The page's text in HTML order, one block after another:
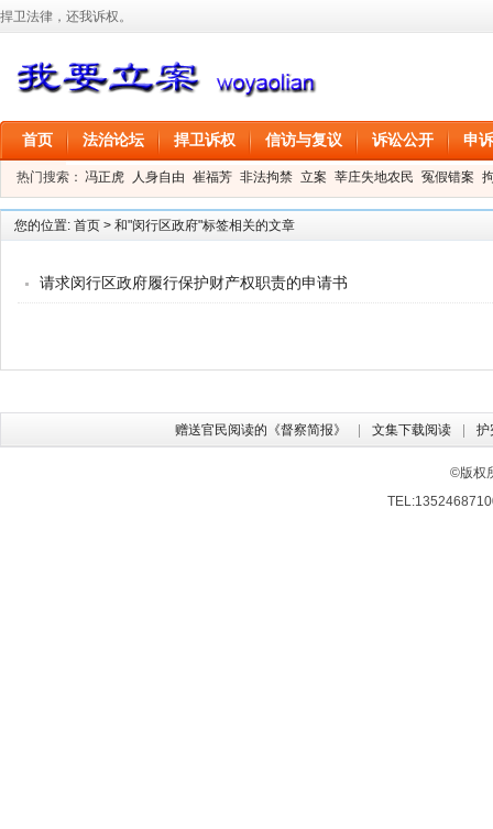
捍卫法律，还我诉权。
首页 法治论坛 捍卫诉权 信访与复议 诉讼公开 申
热门搜索： 冯正虎 人身自由 崔福芳 非法拘禁 立案 莘庄失地农民 冤假错案
叶剑 刑事拘留 信息公开 叶桂香
您的位置: 首页 > 和"闵行区政府"标签相关的文章
请求闵行区政府履行保护财产权职责的申请书
赠送官民阅读的《督察简报》 文集下载阅读 护
©版权